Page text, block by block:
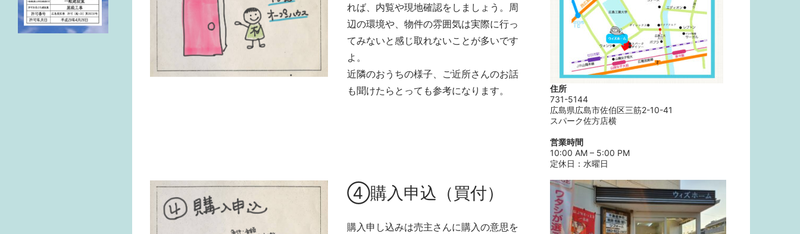
れば、内覧や現地確認をしましょう。周
辺の環境や、物件の雰囲気は実際に行っ
てみないと感じ取れないことが多いです
よ。
近隣のおうちの様子、ご近所さんのお話
も聞けたらとっても参考になります。
④購入申込（買付）
購入申し込みは売主さんに購入の意思を
住所
731-5144
広島県広島市佐伯区三筋2-10-41
スパーク佐方店横
営業時間
10:00 AM – 5:00 PM
定休日：水曜日